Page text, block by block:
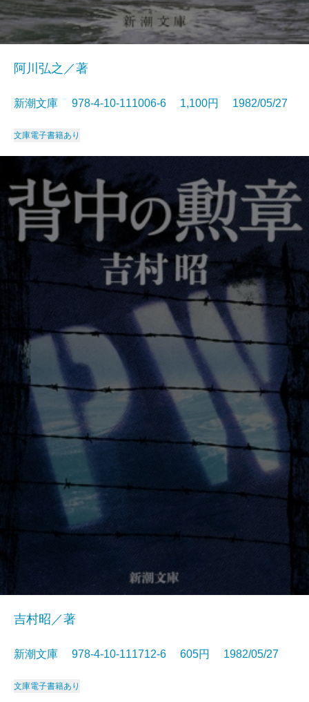
阿川弘之／著
新潮文庫 978-4-10-111006-6 1,100円 1982/05/27
文庫電子書籍あり
吉村昭／著
新潮文庫 978-4-10-111712-6 605円 1982/05/27
文庫電子書籍あり